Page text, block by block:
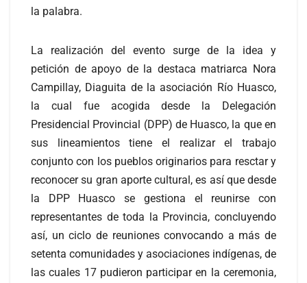
la palabra.
La realización del evento surge de la idea y
petición de apoyo de la destaca matriarca Nora
Campillay, Diaguita de la asociación Río Huasco,
la cual fue acogida desde la Delegación
Presidencial Provincial (DPP) de Huasco, la que en
sus lineamientos tiene el realizar el trabajo
conjunto con los pueblos originarios para resctar y
reconocer su gran aporte cultural, es así que desde
la DPP Huasco se gestiona el reunirse con
representantes de toda la Provincia, concluyendo
así, un ciclo de reuniones convocando a más de
setenta comunidades y asociaciones indígenas, de
las cuales 17 pudieron participar en la ceremonia,